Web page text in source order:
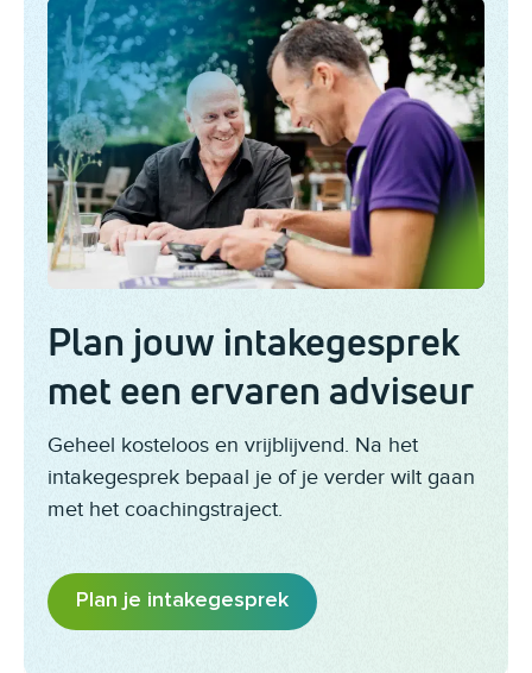
Plan jouw intakegesprek
met een ervaren adviseur
Geheel kosteloos en vrijblijvend. Na het
intakegesprek bepaal je of je verder wilt gaan
met het coachingstraject.
Plan je intakegesprek